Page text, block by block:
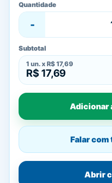
Quantidade
-
Subtotal
1 un. x R$ 17,69
R$ 17,69
Adicionar
Falar
Abrir